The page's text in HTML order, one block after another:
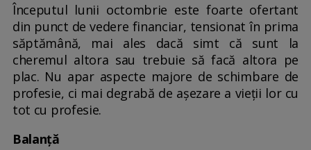
Începutul lunii octombrie este foarte ofertant
din punct de vedere financiar, tensionat în prima
săptămână, mai ales dacă simt că sunt la
cheremul altora sau trebuie să facă altora pe
plac. Nu apar aspecte majore de schimbare de
profesie, ci mai degrabă de așezare a vieții lor cu
tot cu profesie.
Balanță